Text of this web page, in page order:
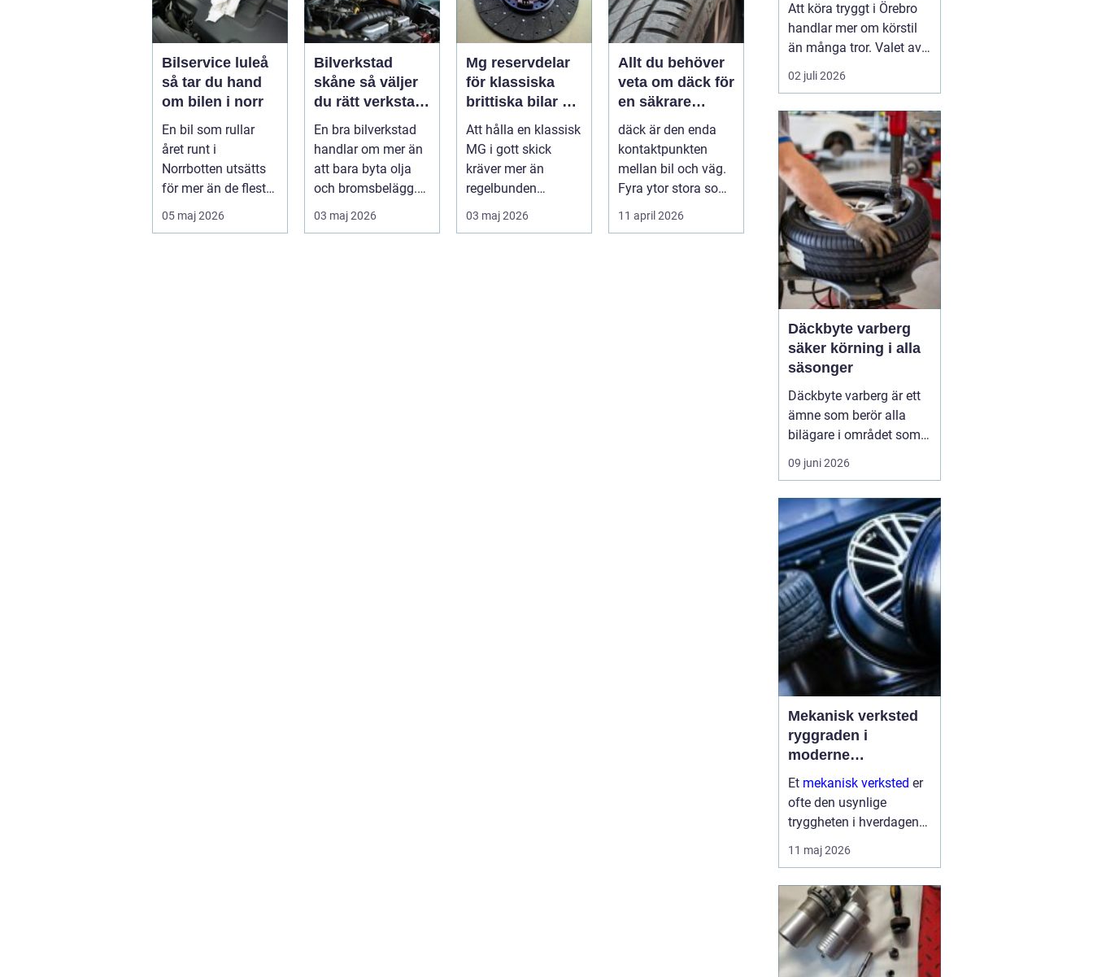
Bilservice luleå
så tar du hand
om bilen i norr
En bil som rullar
året runt i
Norrbotten utsätts
för mer än de flesta
fordon i övriga
landet. Kyla, ...
05 maj 2026
Bilverkstad
skåne så väljer
du rätt verkstad
för din bil
En bra bilverkstad
handlar om mer än
att bara byta olja
och bromsbelägg.
För många är bilen
avgörand...
03 maj 2026
Mg reservdelar
för klassiska
brittiska bilar så
hittar du rätt
delar
Att hålla en klassisk
MG i gott skick
kräver mer än
regelbunden
service. Ägaren
behöver också ha
03 maj 2026
Allt du behöver
veta om däck för
en säkrare
bilresa
däck är den enda
kontaktpunkten
mellan bil och väg.
Fyra ytor stora som
fyra handflator
avgör bromss...
11 april 2026
Att köra tryggt i Örebro
handlar mer om körstil
än många tror. Valet av
däck, när de byts och hur
de monteras spelar en
säkerheten. Vädret i
Närke skiftar snabbt,
med kalla vintrar, blöta
vårvägar och varma
sommardagar. För den
som...
02 juli 2026
Däckbyte varberg
säker körning i alla
säsonger
Däckbyte varberg är ett
ämne som berör alla
bilägare i området som
vill köra säkert året om.
När vädret skiftar mellan
vintervägar och torra
sommarvägar behöver
däcken alltid vara
anpassade för
underlaget. Ett
genomtänkt däckby...
09 juni 2026
Mekanisk verksted
ryggraden i
moderne
maskinpark
Et mekanisk verksted er
ofte den usynlige
tryggheten i hverdagen
for både næringsliv og
privatpersoner. Når
produksjon stanser eller
en gravemaskin står fast
på et anlegg, er ve...
11 maj 2026